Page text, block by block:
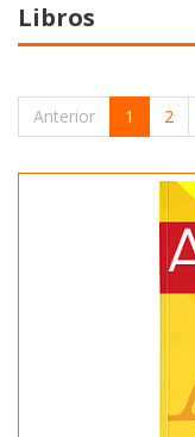
Libros
Anterior 1 2